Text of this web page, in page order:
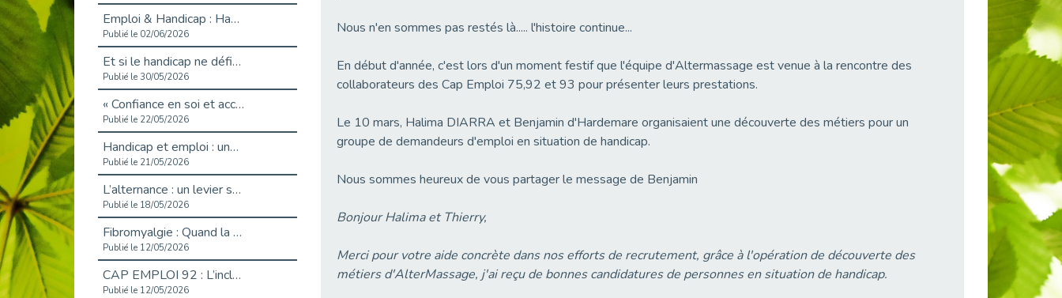
Emploi & Handicap : Hachette Livre et Cap emploi 92 renforcent leur collaboration
Publié le 02/06/2026
Et si le handicap ne définissait plus la carrière ?
Publié le 30/05/2026
« Confiance en soi et acceptation du handicap » : un levier puissant vers l’emploi
Publié le 22/05/2026
Handicap et emploi : une matinée pour briser les tabous
Publié le 21/05/2026
L’alternance : un levier stratégique pour recruter et inclure durablement
Publié le 18/05/2026
Fibromyalgie : Quand la douleur invisible s’invite au bureau
Publié le 12/05/2026
CAP EMPLOI 92 : L’inclusion portée à son sommet, bien au-delà des quotas
Publié le 12/05/2026
Nous n'en sommes pas restés là..... l'histoire continue...
En début d'année, c'est lors d'un moment festif que l'équipe d'Altermassage est venue à la rencontre des
collaborateurs des Cap Emploi 75,92 et 93 pour présenter leurs prestations.
Le 10 mars, Halima DIARRA et Benjamin d'Hardemare organisaient une découverte des métiers pour un
groupe de demandeurs d'emploi en situation de handicap.
Nous sommes heureux de vous partager le message de Benjamin
Bonjour Halima et Thierry,
Merci pour votre aide concrète dans nos efforts de recrutement, grâce à l'opération de découverte des
métiers d'AlterMassage, j'ai reçu de bonnes candidatures de personnes en situation de handicap.